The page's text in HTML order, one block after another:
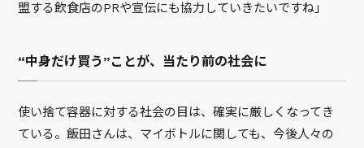
盟する飲食店のPRや宣伝にも協力していきたいですね」
“中身だけ買う”ことが、当たり前の社会に
使い捨て容器に対する社会の目は、確実に厳しくなってき
ている。飯田さんは、マイボトルに関しても、今後人々の